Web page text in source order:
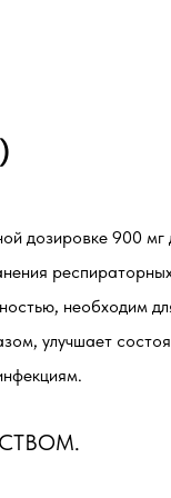
дозировке 900 мг
необходим
улучшает